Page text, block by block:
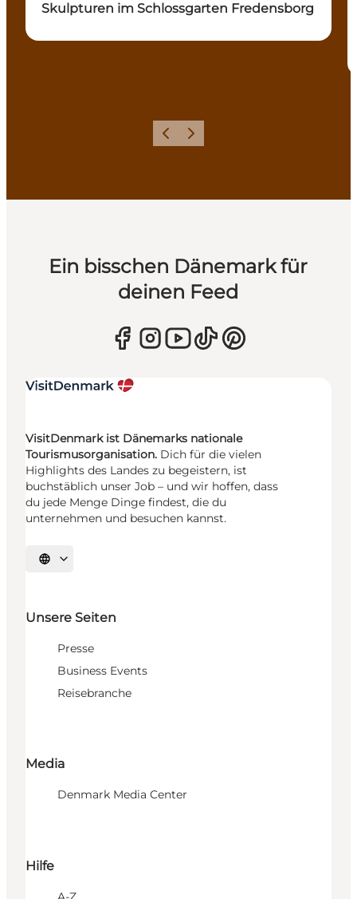
Skulpturen im Schlossgarten Fredensborg
ZurückWeiter
Ein bisschen Dänemark für
deinen Feed
VisitDenmark ist Dänemarks nationale
Tourismusorganisation. Dich für die vielen
Highlights des Landes zu begeistern, ist
buchstäblich unser Job – und wir hoffen, dass
du jede Menge Dinge findest, die du
unternehmen und besuchen kannst.
Sprache auswählen
Unsere Seiten
Presse
Business Events
Reisebranche
Media
Denmark Media Center
Hilfe